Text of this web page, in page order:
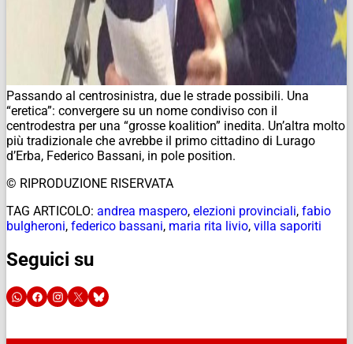
Passando al centrosinistra, due le strade possibili. Una
“eretica”: convergere su un nome condiviso con il
centrodestra per una “grosse koalition” inedita. Un’altra molto
più tradizionale che avrebbe il primo cittadino di Lurago
d’Erba, Federico Bassani, in pole position.
© RIPRODUZIONE RISERVATA
TAG ARTICOLO: andrea maspero, elezioni provinciali, fabio
bulgheroni, federico bassani, maria rita livio, villa saporiti
Seguici su